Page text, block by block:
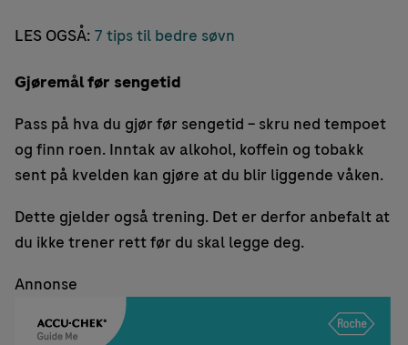
LES OGSÅ: 7 tips til bedre søvn
Gjøremål før sengetid
Pass på hva du gjør før sengetid – skru ned tempoet
og finn roen. Inntak av alkohol, koffein og tobakk
sent på kvelden kan gjøre at du blir liggende våken.
Dette gjelder også trening. Det er derfor anbefalt at
du ikke trener rett før du skal legge deg.
Annonse